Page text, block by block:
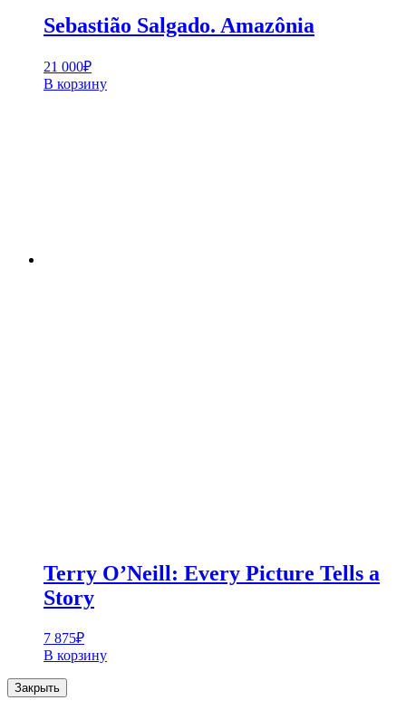
Sebastião Salgado. Amazônia
21 000₽
В корзину
Terry O’Neill: Every Picture Tells a
Story
7 875₽
В корзину
Закрыть